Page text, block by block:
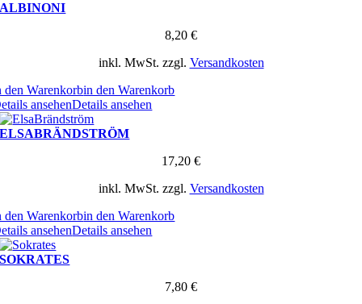
ALBINONI
8,20 €
inkl. MwSt. zzgl. Versandkosten
den Warenkorbin den Warenkorb
ansehenDetails ansehen
ELSABRÄNDSTRÖM
17,20 €
inkl. MwSt. zzgl. Versandkosten
den Warenkorbin den Warenkorb
ansehenDetails ansehen
SOKRATES
7,80 €